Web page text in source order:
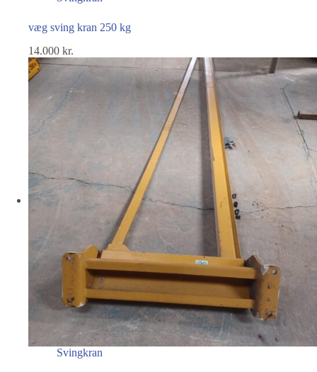
væg sving kran 250 kg
14.000 kr.
Svingkran